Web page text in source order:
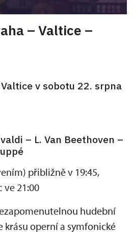
– Valtice –
v sobotu 22. srpna
– L. Van Beethoven –
přibližně v 19:45,
ve 21:00
hudební
krásu operní a symfonické